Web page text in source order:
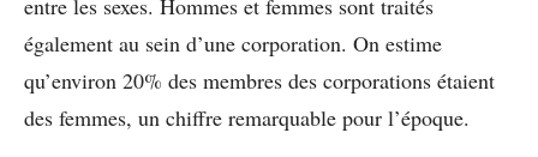
entre les sexes. Hommes et femmes sont traités
également au sein d’une corporation. On estime
qu’environ 20% des membres des corporations étaient
des femmes, un chiffre remarquable pour l’époque.